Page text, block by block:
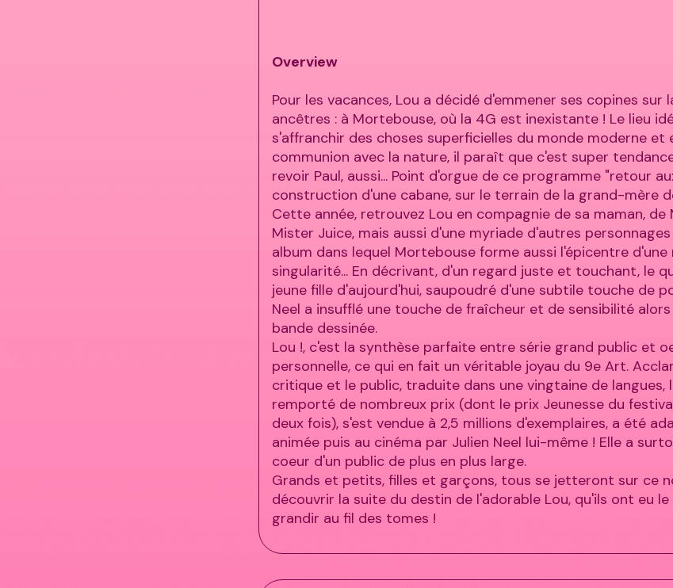
Overview
Pour les vacances, Lou a décidé d'emmener ses copines sur
ancêtres : à Mortebouse, où la 4G est inexistante ! Le lieu
s'affranchir des choses superficielles du monde moderne et
communion avec la nature, il paraît que c'est super
revoir Paul, aussi... Point d'orgue de ce programme "retour
construction d'une cabane, sur le terrain de la grand-mère
Cette année, retrouvez Lou en compagnie de sa maman, de
Mister Juice, mais aussi d'une myriade d'autres
album dans lequel Mortebouse forme aussi l'épicentre
singularité... En décrivant, d'un regard juste et touchant, le
jeune fille d'aujourd'hui, saupoudré d'une subtile touche de
Neel a insufflé une touche de fraîcheur et de sensibilité
bande dessinée.
Lou !, c'est la synthèse parfaite entre série grand public et
personnelle, ce qui en fait un véritable joyau du 9e Art.
critique et le public, traduite dans une vingtaine de langues,
remporté de nombreux prix (dont le prix Jeunesse du
deux fois), s'est vendue à 2,5 millions d'exemplaires, a été
animée puis au cinéma par Julien Neel lui-même ! Elle a
coeur d'un public de plus en plus large.
Grands et petits, filles et garçons, tous se jetteront sur ce
découvrir la suite du destin de l'adorable Lou, qu'ils ont eu
grandir au fil des tomes !